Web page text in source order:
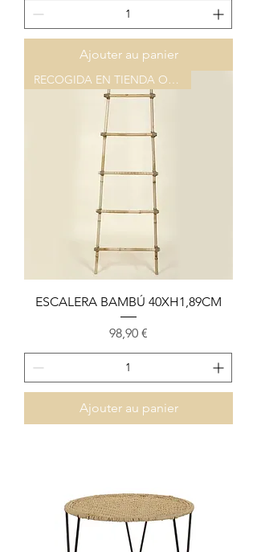
Ajouter au panier
RECOGIDA EN TIENDA O ALMACEN
ESCALERA BAMBÚ 40XH1,89CM
Prix
98,90 €
Ajouter au panier